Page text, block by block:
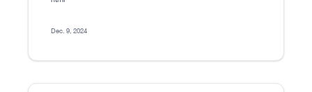
Dec. 9, 2024